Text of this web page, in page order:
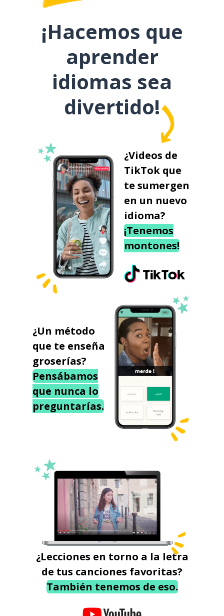
¡Hacemos que
aprender
idiomas sea
divertido!
¿Videos de
TikTok que
te sumergen
en un nuevo
idioma?
¡Tenemos
montones!
¿Un método
que te enseña
groserías?
Pensábamos
que nunca lo
preguntarías.
¿Lecciones en torno a la letra
de tus canciones favoritas?
También tenemos de eso.